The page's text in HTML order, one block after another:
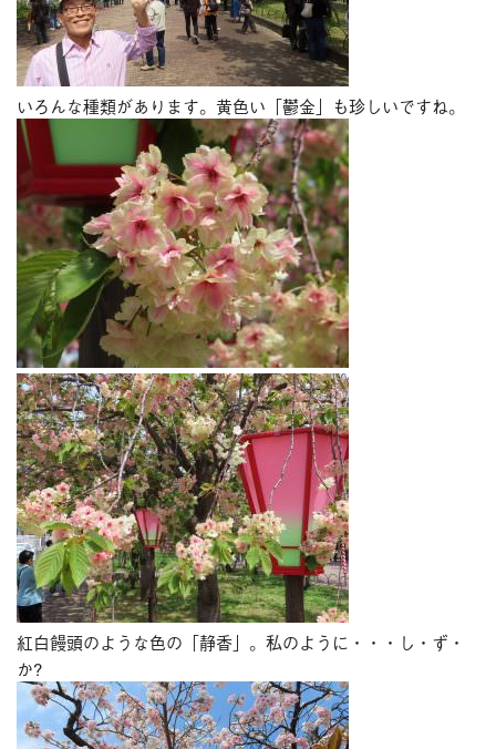
いろんな種類があります。黄色い「鬱金」も珍しいですね。
紅白饅頭のような色の「静香」。私のように・・・し・ず・
か?